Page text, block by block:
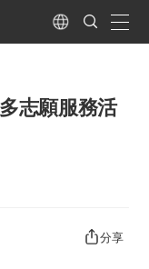
Language
Search
Submit
志願服務活
分享